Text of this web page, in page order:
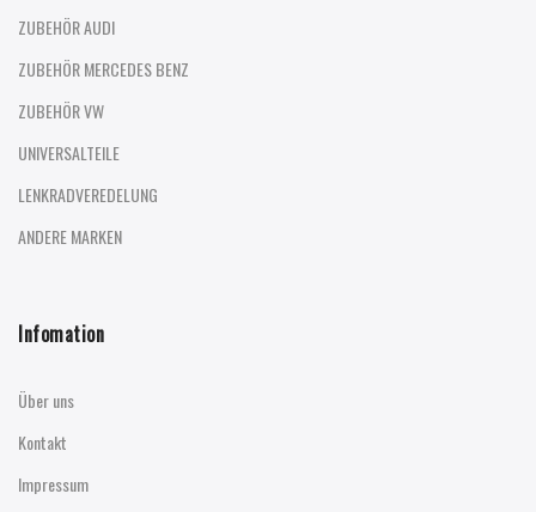
ZUBEHÖR AUDI
ZUBEHÖR MERCEDES BENZ
ZUBEHÖR VW
UNIVERSALTEILE
LENKRADVEREDELUNG
ANDERE MARKEN
Infomation
Über uns
Kontakt
Impressum